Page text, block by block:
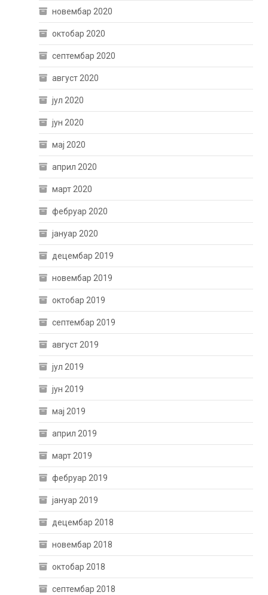
новембар 2020
октобар 2020
септембар 2020
август 2020
јул 2020
јун 2020
мај 2020
април 2020
март 2020
фебруар 2020
јануар 2020
децембар 2019
новембар 2019
октобар 2019
септембар 2019
август 2019
јул 2019
јун 2019
мај 2019
април 2019
март 2019
фебруар 2019
јануар 2019
децембар 2018
новембар 2018
октобар 2018
септембар 2018